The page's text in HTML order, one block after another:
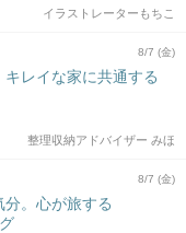
イラストレーターもちこ
8/7 (金)
レイな家に共通する
整理収納アドバイザー みほ
8/7 (金)
分。心が旅する